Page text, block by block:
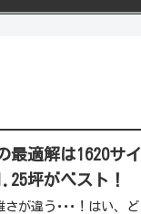
最適解は1620サ
坪がベスト！
が違う･･･！はい、